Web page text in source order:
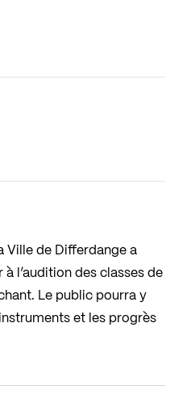
Ville de Differdange a
à l’audition des classes de
Le public pourra y
et les progrès